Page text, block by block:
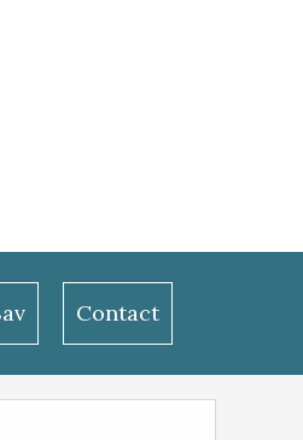
Contact